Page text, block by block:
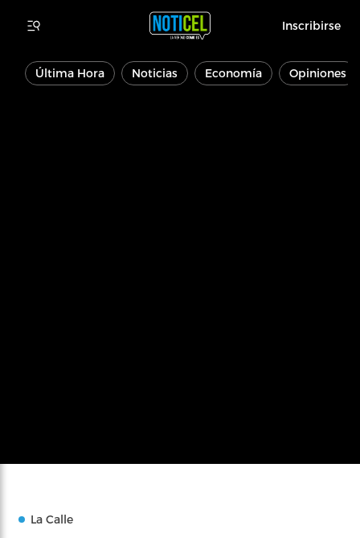
Inscribirse
Última Hora Noticias Economía Opiniones
La Calle